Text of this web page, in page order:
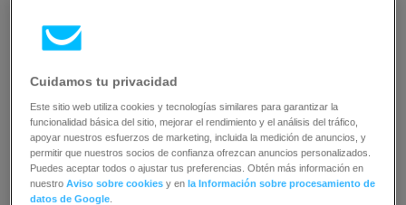
Cuidamos tu privacidad
Este sitio web utiliza cookies y tecnologías similares para garantizar la
funcionalidad básica del sitio, mejorar el rendimiento y el análisis del tráfico,
apoyar nuestros esfuerzos de marketing, incluida la medición de anuncios, y
permitir que nuestros socios de confianza ofrezcan anuncios personalizados.
Puedes aceptar todos o ajustar tus preferencias. Obtén más información en
nuestroAviso sobre cookies y enla Información sobre procesamiento de
datos de Google